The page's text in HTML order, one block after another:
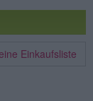
Einkaufsliste